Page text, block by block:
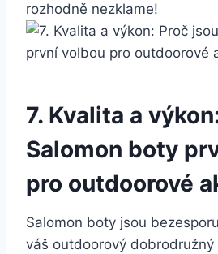
‍rozhodně nezklame!
7.​ Kvalita a
Salomon boty
pro outdoorové
Salomon ⁢boty jsou
váš outdoorový